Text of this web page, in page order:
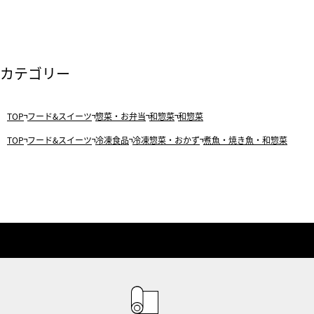
カテゴリー
TOP フード&スイーツ 惣菜・お弁当 和惣菜 和惣菜
TOP フード&スイーツ 冷凍食品 冷凍惣菜・おかず 煮魚・焼き魚・和惣菜